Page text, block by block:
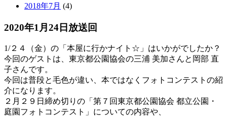
2018年7月 (4)
2020年1月24日放送回
1/２４（金）の「本屋に行かナイト☆」はいかがでしたか？
今回のゲストは、東京都公園協会の三浦 美加さんと岡部 直
子さんです。
今回は普段と毛色が違い、本ではなくフォトコンテストの紹
介になります。
２月２９日締め切りの「第７回東京都公園協会 都立公園・
庭園フォトコンテスト」についての内容や、